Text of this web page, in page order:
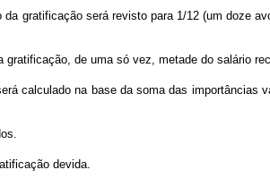
gratificação será revisto para 1/12 (um doze
de uma só vez, metade do salário
calculado na base da soma das importâncias
devida.